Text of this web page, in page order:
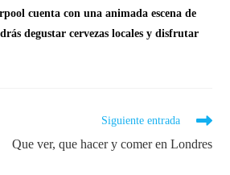
cuenta con una animada escena de
degustar cervezas locales y disfrutar
Siguiente entrada
Que ver, que hacer y comer en Londres